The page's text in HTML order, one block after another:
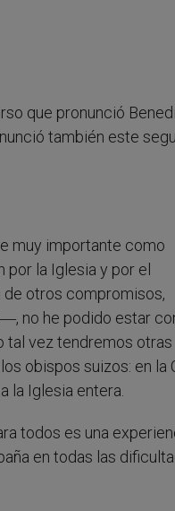
que pronunció
también este
muy importante como
la Iglesia y por el
de otros compromisos,
no he podido estar
tal vez tendremos otras
obispos suizos: en la
la Iglesia entera.
todos es una
en todas las